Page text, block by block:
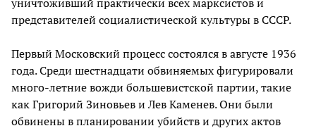
представителей социалистической культуры в СССР.
Первый Московский процесс состоялся в августе 1936
года. Среди шестнадцати обвиняемых фигурировали
много-летние вожди большевистской партии, такие
как Григорий Зиновьев и Лев Каменев. Они были
обвинены в планировании убийств и других актов